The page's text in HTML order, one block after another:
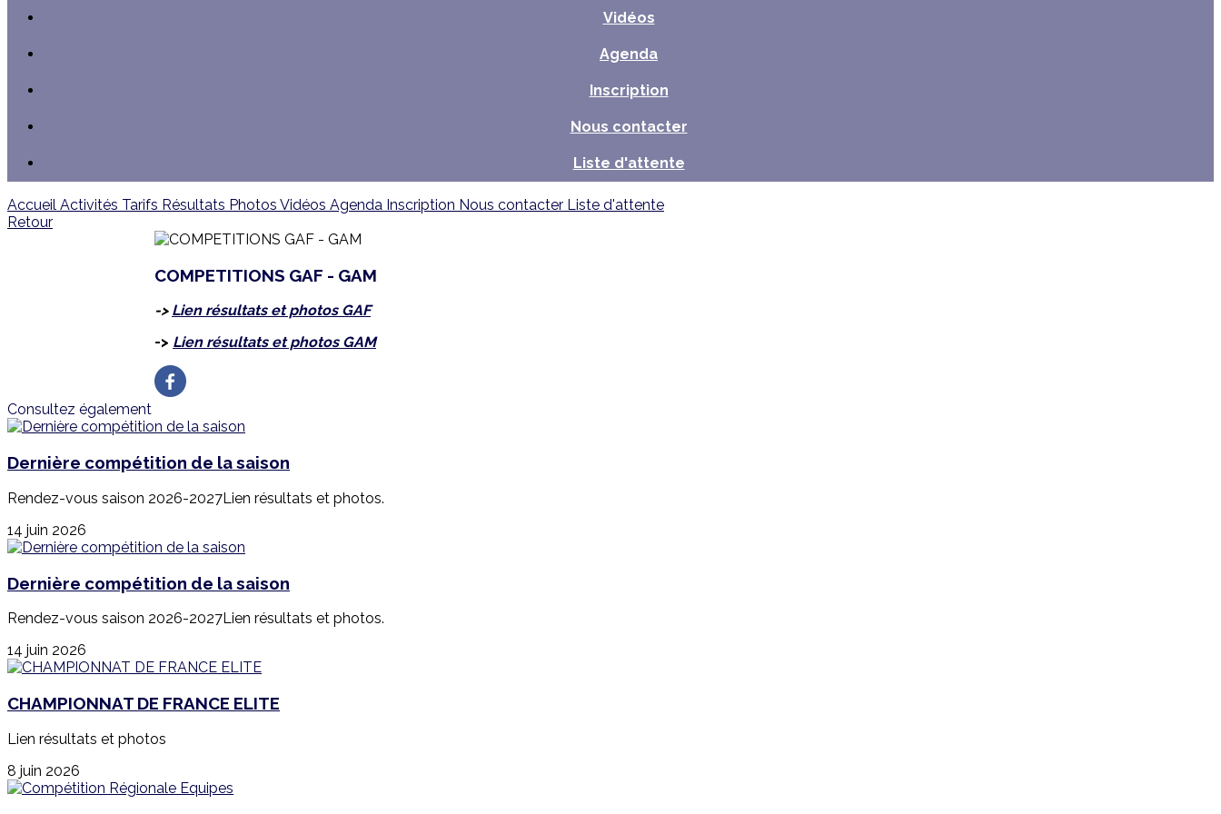
Vidéos
Agenda
Inscription
Nous contacter
Liste d'attente
Accueil Activités Tarifs Résultats Photos Vidéos Agenda Inscription Nous contacter Liste d'attente
Retour
COMPETITIONS GAF - GAM
-> Lien résultats et photos GAF
-> Lien résultats et photos GAM
Consultez également
Dernière compétition de la saison
Rendez-vous saison 2026-2027Lien résultats et photos.
14 juin 2026
Dernière compétition de la saison
Rendez-vous saison 2026-2027Lien résultats et photos.
14 juin 2026
CHAMPIONNAT DE FRANCE ELITE
Lien résultats et photos
8 juin 2026